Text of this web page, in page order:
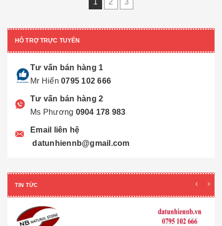
1 2 3
HỖ TRỢ TRỰC TUYẾN
Tư vấn bán hàng 1
Mr Hiển 0795 102 666
Tư vấn bán hàng 2
Ms Phương 0904 178 983
Email liên hệ
datunhiennb@gmail.com
TIN TỨC